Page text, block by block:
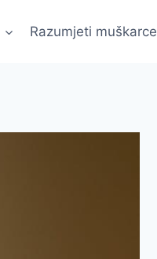
Razumjeti muškarce